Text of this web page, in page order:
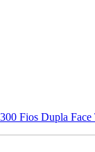
Fios Dupla